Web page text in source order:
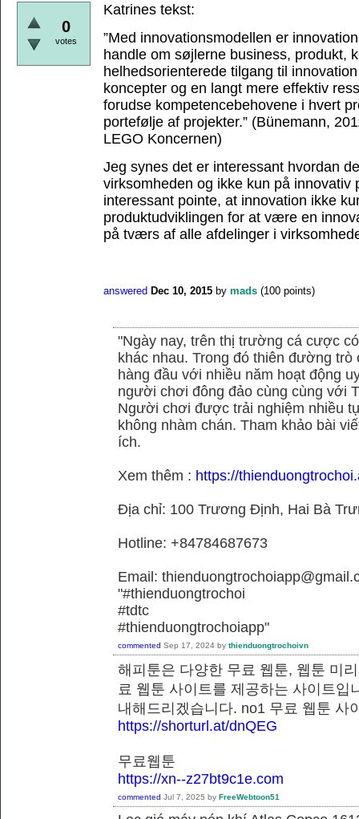
0
votes
Katrines tekst:
”Med innovationsmodellen er
handle om søjlerne business, produkt,
helhedsorienterede tilgang til
koncepter og en langt mere effektiv
forudse kompetencebehovene i hvert
portefølje af projekter.” (Bünemann,
LEGO Koncernen)
Jeg synes det er interessant hvordan
virksomheden og ikke kun på innovativ
interessant pointe, at innovation ikke
produktudviklingen for at være en
på tværs af alle afdelinger i
answered Dec 10, 2015 by mads (100 points)
"Ngày nay, trên thị trường cá cược
khác nhau. Trong đó thiên đường
hàng đầu với nhiều năm hoạt động
người chơi đông đảo cùng cùng với
Người chơi được trải nghiệm nhiều
không nhàm chán. Tham khảo bài
ích.
Xem thêm : https://
Địa chỉ: 100 Trương Định, Hai Bà
Hotline: +84784687673
Email:
"#thienduongtrochoi
#tdtc
#thienduongtrochoiapp"
commented Sep 17, 2024 by thienduongtrochoivn
해피툰은 다양한 무료 웹툰, 웹툰 미
료 웹툰 사이트를 제공하는 사이트
내해드리겠습니다. no1 무료 웹
https://shorturl.at/dnQEG
무료웹툰
https://xn--z27bt9c1e.com
commented Jul 7, 2025 by FreeWebtoon51